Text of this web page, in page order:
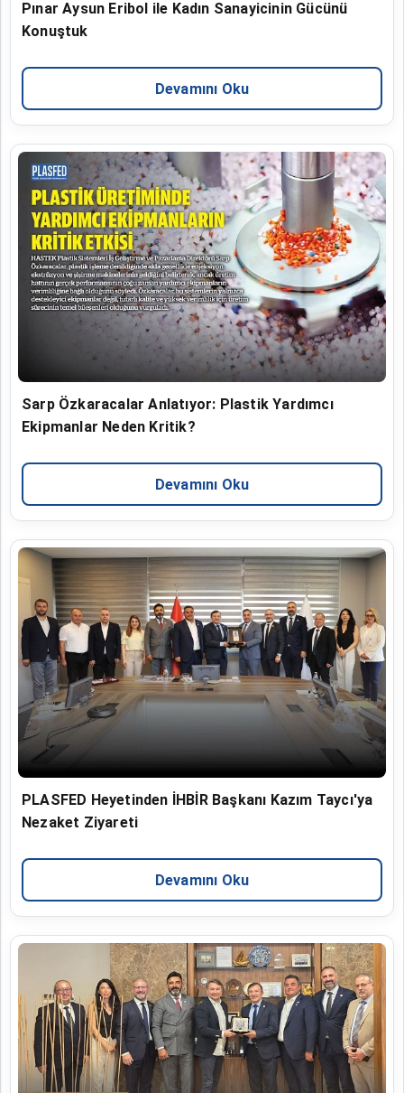
Pınar Aysun Eribol ile Kadın Sanayicinin Gücünü
Konuştuk
Devamını Oku
Sarp Özkaracalar Anlatıyor: Plastik Yardımcı
Ekipmanlar Neden Kritik?
Devamını Oku
PLASFED Heyetinden İHBİR Başkanı Kazım Taycı'ya
Nezaket Ziyareti
Devamını Oku